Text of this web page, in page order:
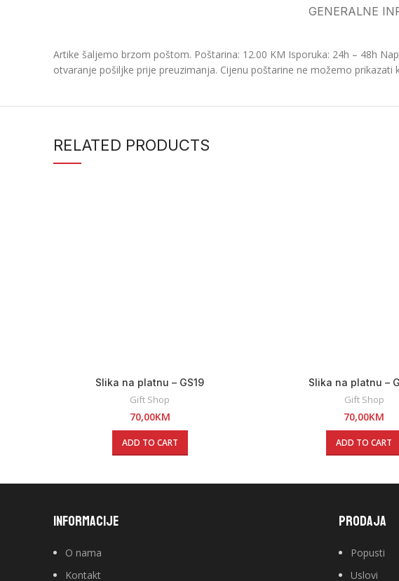
GENERALNE
Artike šaljemo brzom poštom. Poštarina: 12.00 KM Isporuka: 24h – 48h
otvaranje pošiljke prije preuzimanja. Cijenu poštarine ne možemo
RELATED PRODUCTS
Slika na platnu – GS19
Gift Shop
70,00KM
ADD TO CART
Slika na platnu –
Gift Shop
70,00KM
ADD TO CART
INFORMACIJE
O nama
Kontakt
PRODAJA
Popusti
Uslovi